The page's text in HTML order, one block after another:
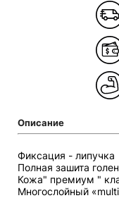
Описание
Фиксация - липучка
Полная зашита
Кожа" премиум "
Многослойный